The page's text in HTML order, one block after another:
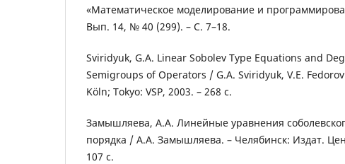
«Математическое моделирование и
Вып. 14, № 40 (299). – C. 7–18.
Sviridyuk, G.A. Linear Sobolev Type Equations and
Semigroups of Operators / G.A. Sviridyuk, V.E.
Köln; Tokyo: VSP, 2003. – 268 c.
Замышляева, А.А. Линейные уравнения
порядка / А.А. Замышляева. – Челябинск: Издат.
107 c.